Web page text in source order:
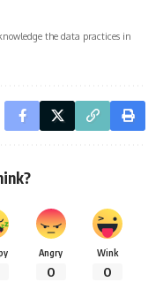
the data practices in
Angry
0
Wink
0